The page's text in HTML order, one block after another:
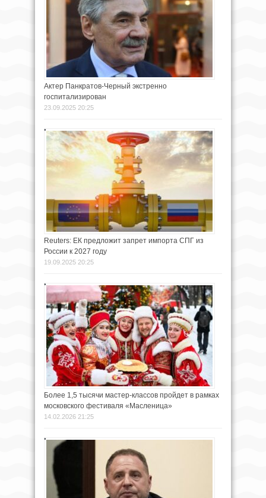
Актер Панкратов-Черный экстренно
госпитализирован
23.09.2025 20:25
Reuters: ЕК предложит запрет импорта СПГ из
России к 2027 году
19.09.2025 20:25
Более 1,5 тысячи мастер-классов пройдет в рамках
московского фестиваля «Масленица»
14.02.2026 21:25